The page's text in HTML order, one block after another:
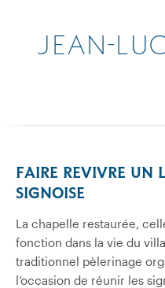
JEAN-
FAIRE REVIVRE UN
SIGNOISE
La chapelle restaurée,
fonction dans la vie du
traditionnel pèlerinage
l’occasion de réunir les